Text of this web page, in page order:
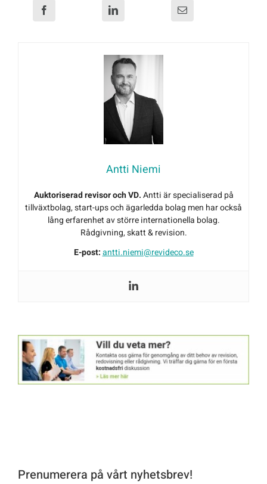
Antti Niemi
Auktoriserad revisor och VD.Antti är specialiserad på
tillväxtbolag, start-ups och ägarledda bolag men har också
lång erfarenhet av större internationella bolag.
Rådgivning, skatt & revision.
E-post:antti.niemi@revideco.se
Prenumerera på vårt nyhetsbrev!